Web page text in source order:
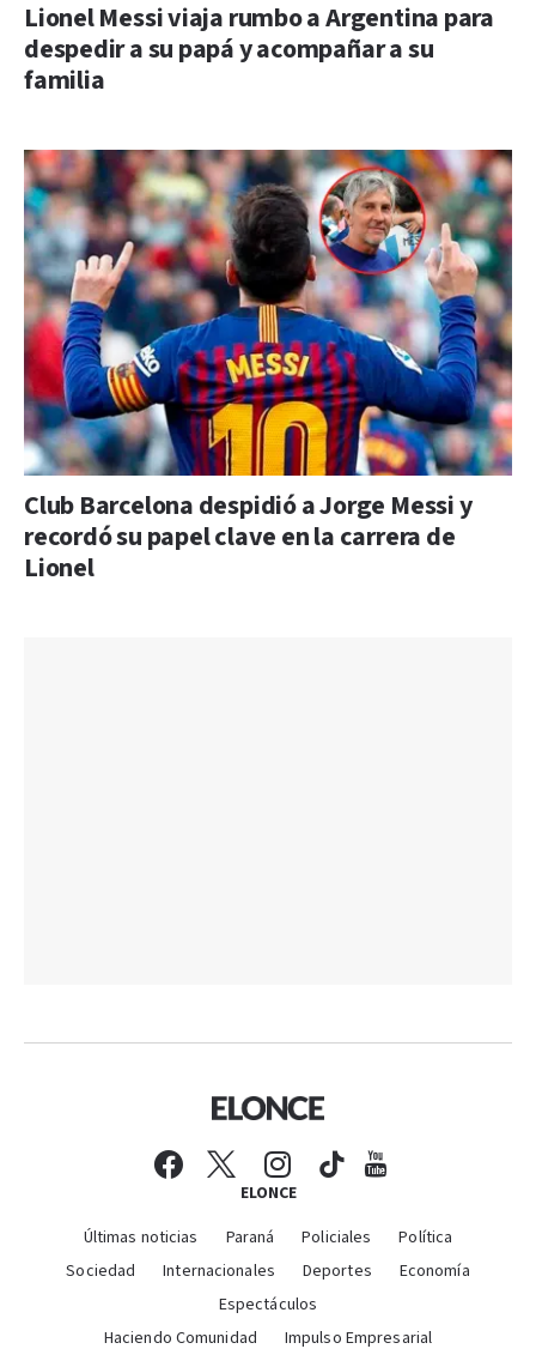
Lionel Messi viaja rumbo a Argentina para
despedir a su papá y acompañar a su
familia
Club Barcelona despidió a Jorge Messi y
recordó su papel clave en la carrera de
Lionel
ELONCE
Últimas noticias Paraná Policiales
Política
Sociedad
Internacionales Deportes
Economía
Espectáculos
Haciendo Comunidad
Impulso Empresarial